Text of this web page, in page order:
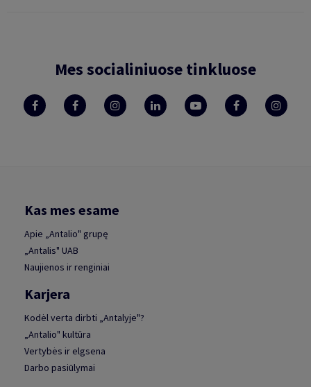
Mes socialiniuose tinkluose
Kas mes esame
Apie „Antalio" grupę
„Antalis" UAB
Naujienos ir renginiai
Karjera
Kodėl verta dirbti „Antalyje"?
„Antalio" kultūra
Vertybės ir elgsena
Darbo pasiūlymai